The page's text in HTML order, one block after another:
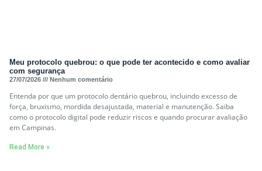
Meu protocolo quebrou: o que pode ter acontecido e como avaliar
com segurança
27/07/2026 Nenhum comentário
Entenda por que um protocolo dentário quebrou, incluindo excesso de
força, bruxismo, mordida desajustada, material e manutenção. Saiba
como o protocolo digital pode reduzir riscos e quando procurar avaliação
em Campinas.
Read More »